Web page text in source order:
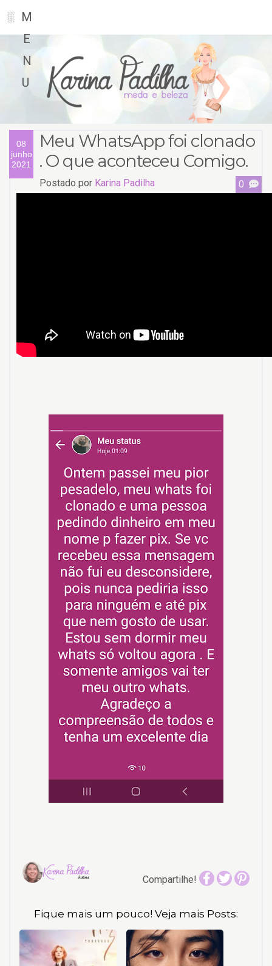
░
M
E
N
U
08
junho
2021
Meu WhatsApp foi clonado
. O que aconteceu Comigo.
Postado por Karina Padilha 0
Compartilhe!
Fique mais um pouco! Veja mais Posts: